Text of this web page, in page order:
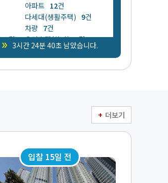
아파트 12건
다세대(생활주택) 9건
차량 7건
6건 오피스텔(상가) 4건
아파트(생활주택) 3건
연립(생활주택) 1건
double_arrow 3시간 24분 39초 남았습니다.
더보기
입찰 15일 전